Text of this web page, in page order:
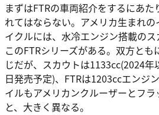
まずはFTRの車両紹介をするにあ
れてはならない。アメリカ生まれ
イクルには、水冷エンジン搭載の
このFTRシリーズがある。双方と
じだが、スカウトは1133cc(2024
日発売予定)、FTRは1203ccエンジ
イルもアメリカンクルーザーとフ
と、大きく異なる。